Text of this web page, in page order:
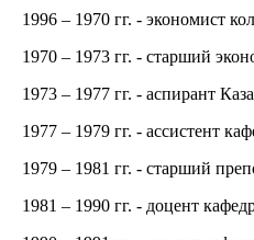
1996 – 1970 гг. - экономист
1970 – 1973 гг. - старший
1973 – 1977 гг. - аспирант
1977 – 1979 гг. - ассистент
1979 – 1981 гг. - старший
1981 – 1990 гг. - доцент